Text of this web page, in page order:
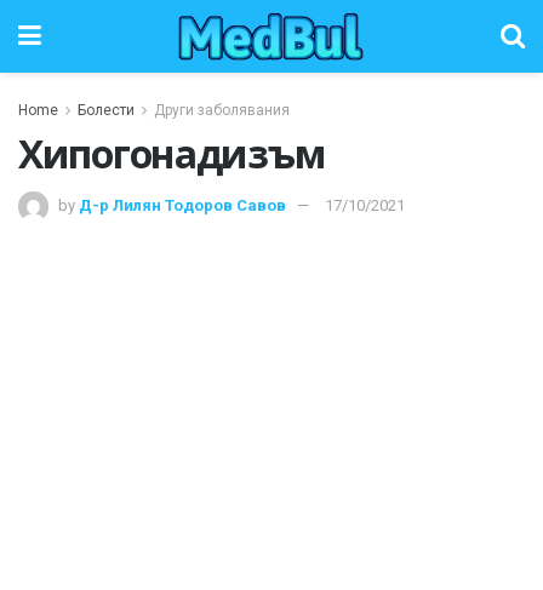
Home Болести Други заболявания
Хипогонадизъм
by Д-р Лилян Тодоров Савов 17/10/2021